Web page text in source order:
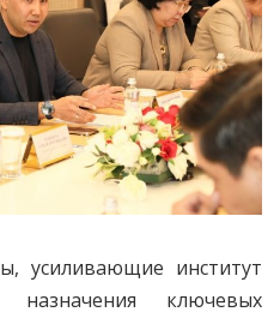
усиливающие институт
назначения ключевых